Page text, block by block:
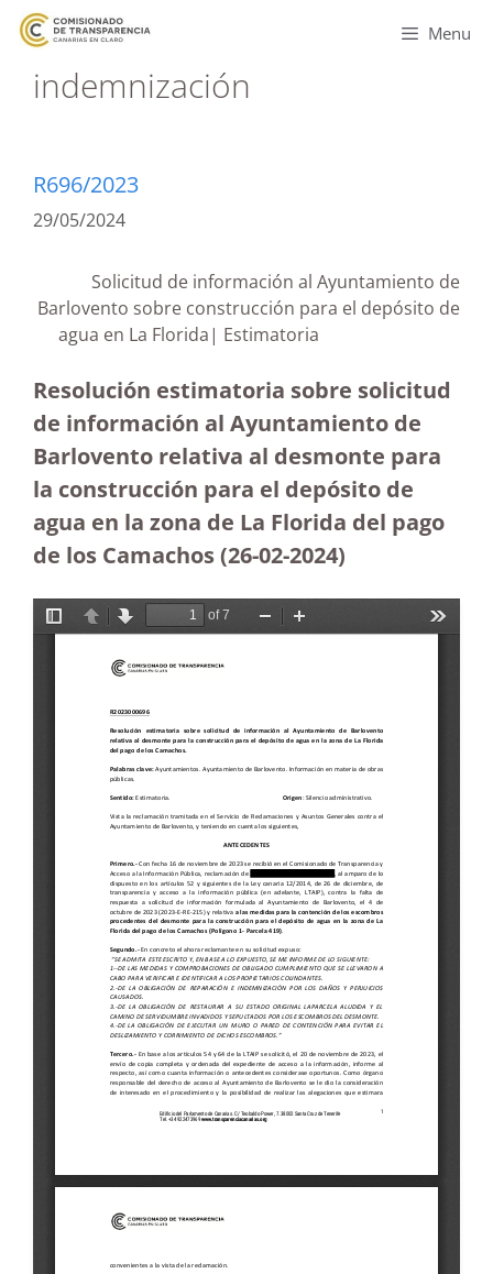
Menu
indemnización
R696/2023
29/05/2024
Solicitud de información al Ayuntamiento de
Barlovento sobre construcción para el depósito de
agua en La Florida| Estimatoria
Resolución estimatoria sobre solicitud
de información al Ayuntamiento de
Barlovento relativa al desmonte para
la construcción para el depósito de
agua en la zona de La Florida del pago
de los Camachos(26-02-2024)